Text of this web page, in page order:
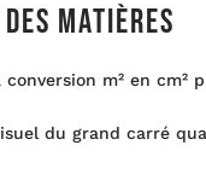
matières
conversion m² en cm²
du grand carré